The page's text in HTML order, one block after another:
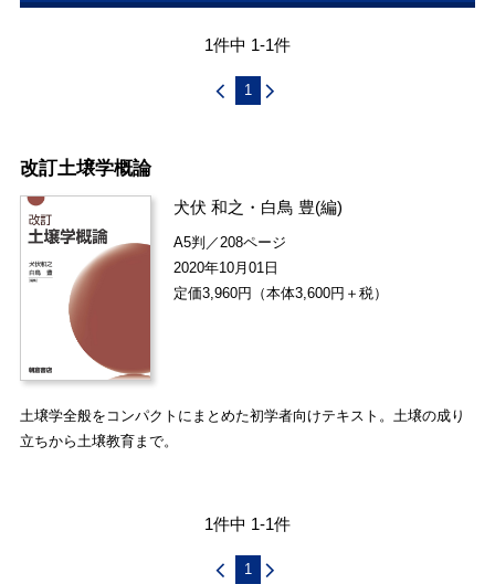
1件中 1-1件
1
改訂土壌学概論
犬伏 和之 ・ 白鳥 豊(編)
A5判／208ページ
2020年10月01日
定価3,960円（本体3,600円＋税）
土壌学全般をコンパクトにまとめた初学者向けテキスト。土壌の成り
立ちから土壌教育まで。
1件中 1-1件
1